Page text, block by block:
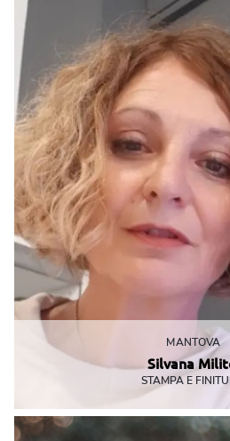
MANTOVA
Silvana
STAMPA E
I cuccioli sono la sua passione a
piccoli che